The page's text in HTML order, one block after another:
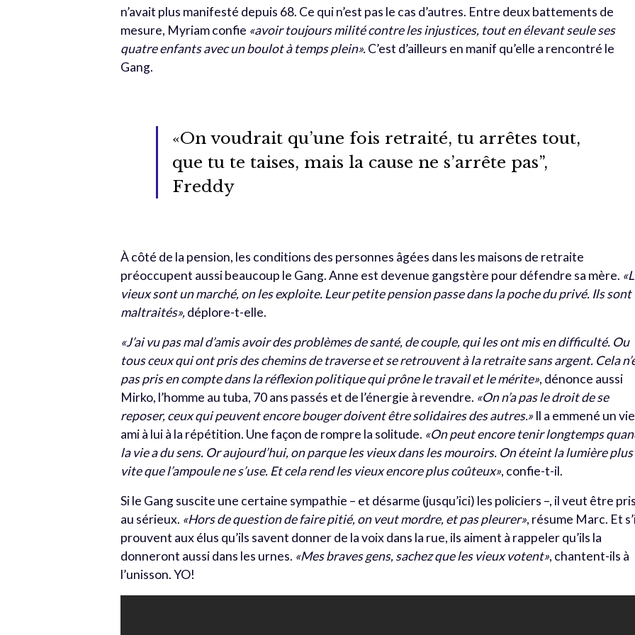
n’avait plus manifesté depuis 68. Ce qui n’est pas le cas d’autres. Entre deux battements de
mesure, Myriam confie «avoir toujours milité contre les injustices, tout en élevant seule ses
quatre enfants avec un boulot à temps plein».C’est d’ailleurs en manif qu’elle a rencontré le
Gang.
«On voudrait qu’une fois retraité, tu arrêtes tout,
que tu te taises, mais la cause ne s’arrête pas”,
Freddy
À côté de la pension, les conditions des personnes âgées dans les maisons de retraite
préoccupent aussi beaucoup le Gang. Anne est devenue gangstère pour défendre sa mère.
vieux sont un marché, on les exploite. Leur petite pension passe dans la poche du privé. Ils sont
maltraités»,déplore-t-elle.
«J’ai vu pas mal d’amis avoir des problèmes de santé, de couple, qui les ont mis en difficulté. Ou
tous ceux qui ont pris des chemins de traverse et se retrouvent à la retraite sans argent. Cela
pas pris en compte dans la réflexion politique qui prône le travail et le mérite», dénonce aussi
Mirko, l’homme au tuba, 70 ans passés et de l’énergie à revendre. «On n’a pas le droit de se
reposer, ceux qui peuvent encore bouger doivent être solidaires des autres.» Il a emmené un
ami à lui à la répétition. Une façon de rompre la solitude. «On peut encore tenir longtemps
la vie a du sens. Or aujourd’hui, on parque les vieux dans les mouroirs. On éteint la lumière plus
vite que l’ampoule ne s’use. Et cela rend les vieux encore plus coûteux», confie-t-il.
Si le Gang suscite une certaine sympathie – et désarme (jusqu’ici) les policiers –, il veut être
au sérieux. «Hors de question de faire pitié, on veut mordre, et pas pleurer», résume Marc. Et
prouvent aux élus qu’ils savent donner de la voix dans la rue, ils aiment à rappeler qu’ils la
donneront aussi dans les urnes. «Mes braves gens, sachez que les vieux votent», chantent-ils à
l’unisson. YO!